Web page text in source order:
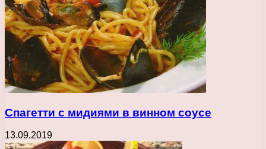
Спагетти с мидиями в винном соусе
13.09.2019